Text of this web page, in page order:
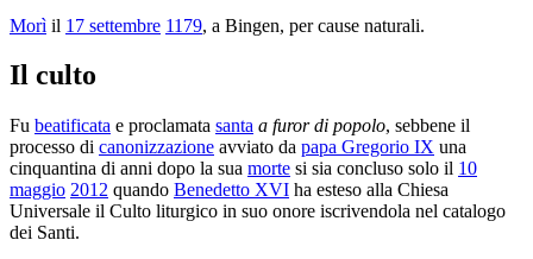
Morì il 17 settembre 1179, a Bingen, per cause naturali.
Il culto
Fu beatificata e proclamata santa a furor di popolo, sebbene il
processo di canonizzazione avviato da papa Gregorio IX una
cinquantina di anni dopo la sua morte si sia concluso solo il 10
maggio 2012 quando Benedetto XVI ha esteso alla Chiesa
Universale il Culto liturgico in suo onore iscrivendola nel catalogo
dei Santi.